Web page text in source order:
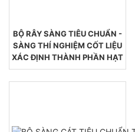
BỘ RÂY SÀNG TIÊU CHUẨN -
SÀNG THÍ NGHIỆM CỐT LIỆU
XÁC ĐỊNH THÀNH PHẦN HẠT